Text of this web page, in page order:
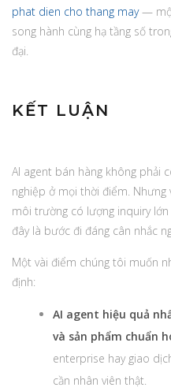
phat dien cho thang may— một
song hành cùng hạ tầng số
đại.
KẾT LUẬN
AI agent bán hàng không phải
nghiệp ở mọi thời điểm.
môi trường có lượng inquiry
đây là bước đi đáng cân nhắc
Một vài điểm chúng tôi muốn
định:
AI agent hiệu quả
và sản phẩm chuẩn
enterprise hay giao
cần nhân viên thật.